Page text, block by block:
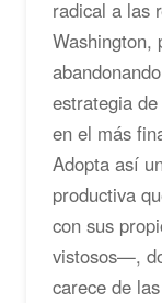
radical a las
Washington,
estrategia
en el más
Adopta así
productiva
con sus
vistosos—,
carece de